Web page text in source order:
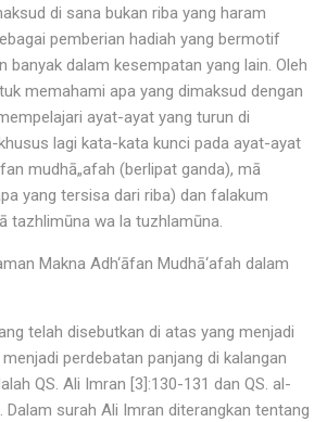
di sana bukan riba yang haram
pemberian hadiah yang bermotif
banyak dalam kesempatan yang lain. Oleh
memahami apa yang dimaksud dengan
ayat-ayat yang turun di
lagi kata-kata kunci pada ayat-ayat
mudhā„afah (berlipat ganda), mā
yang tersisa dari riba) dan falakum
tazhlimūna wa la tuzhlamūna.
Makna Adh‘āfan Mudhā‘afah dalam
telah disebutkan di atas yang menjadi
perdebatan panjang di kalangan
QS. Ali Imran [3]:130-131 dan QS. al-
Dalam surah Ali Imran diterangkan tentang